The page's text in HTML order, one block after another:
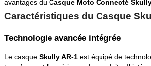
avantages duCasque Moto Connecté Skully
Caractéristiques du Casque
Technologie avancée intégrée
Le casqueSkully AR-1 est équipé de